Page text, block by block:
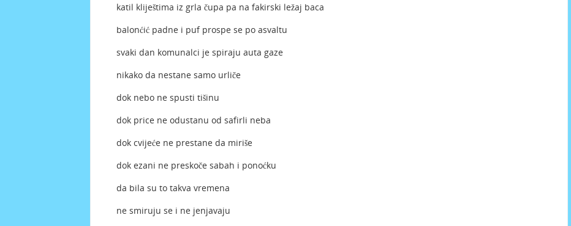
katil kliještima iz grla čupa pa na fakirski ležaj baca
balonćić padne i puf prospe se po asvaltu
svaki dan komunalci je spiraju auta gaze
nikako da nestane samo urliče
dok nebo ne spusti tišinu
dok price ne odustanu od safirli neba
dok cvijeće ne prestane da miriše
dok ezani ne preskoče sabah i ponoćku
da bila su to takva vremena
ne smiruju se i ne jenjavaju